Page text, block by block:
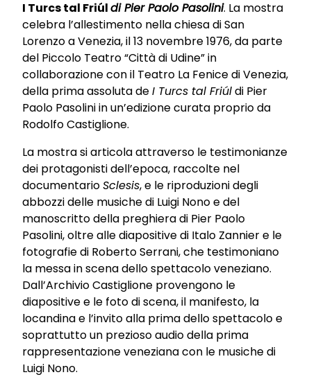
I Turcs tal Friúldi Pier Paolo Pasolini. La mostra
celebra l’allestimento nella chiesa di San
Lorenzo a Venezia, il 13 novembre 1976, da parte
del Piccolo Teatro “Città di Udine” in
collaborazione con il Teatro La Fenice di Venezia,
della prima assoluta deI Turcs tal Friúldi Pier
Paolo Pasolini in un’edizione curata proprio da
Rodolfo Castiglione.
La mostra si articola attraverso le testimonianze
dei protagonisti dell’epoca, raccolte nel
documentarioSclesis, e le riproduzioni degli
abbozzi delle musiche di Luigi Nono e del
manoscritto della preghiera di Pier Paolo
Pasolini, oltre alle diapositive di Italo Zannier e le
fotografie di Roberto Serrani, che testimoniano
la messa in scena dello spettacolo veneziano.
Dall’Archivio Castiglione provengono le
diapositive e le foto di scena, il manifesto, la
locandina e l’invito alla prima dello spettacolo e
soprattutto un prezioso audio della prima
rappresentazione veneziana con le musiche di
Luigi Nono.